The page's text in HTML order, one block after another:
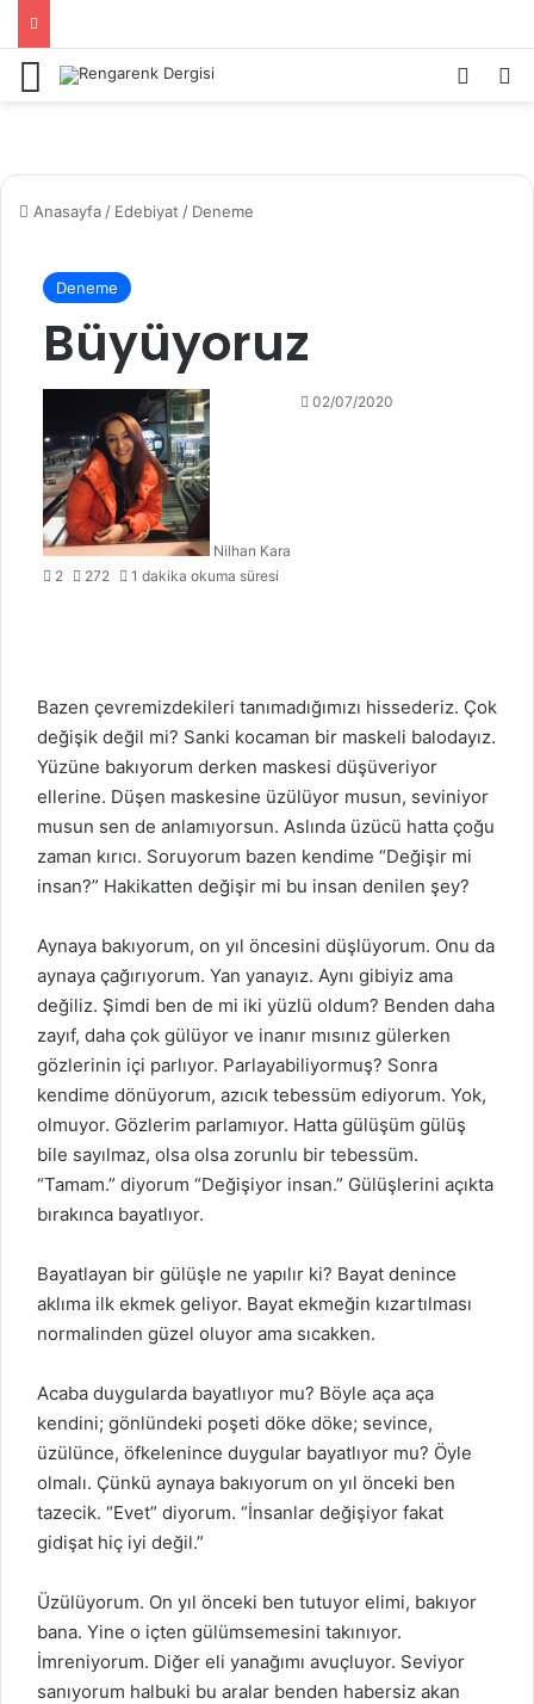
Menü Kayıt
Anasayfa / Edebiyat / Deneme
Deneme
Büyüyoruz
Nilhan Kara
02/07/2020
2 272 1 dakika okuma süresi
Bazen çevremizdekileri tanımadığımızı hissederiz. Çok
değişik değil mi? Sanki kocaman bir maskeli balodayız.
Yüzüne bakıyorum derken maskesi düşüveriyor
ellerine. Düşen maskesine üzülüyor musun, seviniyor
musun sen de anlamıyorsun. Aslında üzücü hatta çoğu
zaman kırıcı. Soruyorum bazen kendime “Değişir mi
insan?” Hakikatten değişir mi bu insan denilen şey?
Aynaya bakıyorum, on yıl öncesini düşlüyorum. Onu da
aynaya çağırıyorum. Yan yanayız. Aynı gibiyiz ama
değiliz. Şimdi ben de mi iki yüzlü oldum? Benden daha
zayıf, daha çok gülüyor ve inanır mısınız gülerken
gözlerinin içi parlıyor. Parlayabiliyormuş? Sonra
kendime dönüyorum, azıcık tebessüm ediyorum. Yok,
olmuyor. Gözlerim parlamıyor. Hatta gülüşüm gülüş
bile sayılmaz, olsa olsa zorunlu bir tebessüm.
“Tamam.” diyorum “Değişiyor insan.” Gülüşlerini açıkta
bırakınca bayatlıyor.
Bayatlayan bir gülüşle ne yapılır ki? Bayat denince
aklıma ilk ekmek geliyor. Bayat ekmeğin kızartılması
normalinden güzel oluyor ama sıcakken.
Acaba duygularda bayatlıyor mu? Böyle aça aça
kendini; gönlündeki poşeti döke döke; sevince,
üzülünce, öfkelenince duygular bayatlıyor mu? Öyle
olmalı. Çünkü aynaya bakıyorum on yıl önceki ben
tazecik. “Evet” diyorum. “İnsanlar değişiyor fakat
gidişat hiç iyi değil.”
Üzülüyorum. On yıl önceki ben tutuyor elimi, bakıyor
bana. Yine o içten gülümsemesini takınıyor.
İmreniyorum. Diğer eli yanağımı avuçluyor. Seviyor
sanıyorum halbuki bu aralar benden habersiz akan